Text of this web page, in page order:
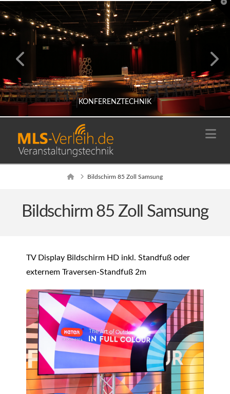
KONFERENZTECHNIK
KONFERENZTECHNIK/ FIRMENEVENTS
HomeBildschirm 85 Zoll Samsung
Bildschirm 85 Zoll Samsung
TV Display Bildschirm HD inkl. Standfuß oder
externem Traversen-Standfuß 2m